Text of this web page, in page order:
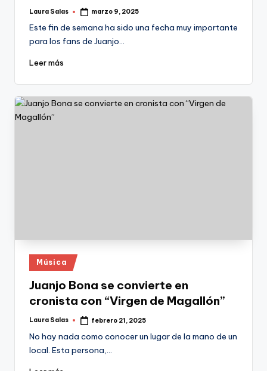
Publicado
Laura Salas marzo 9, 2025
Este fin de semana ha sido una fecha muy importante
para los fans de Juanjo…
Leer más
Publicado
en
Música
Juanjo Bona se convierte en
cronista con “Virgen de Magallón”
Publicado
Laura Salas febrero 21, 2025
No hay nada como conocer un lugar de la mano de un
local. Esta persona,…